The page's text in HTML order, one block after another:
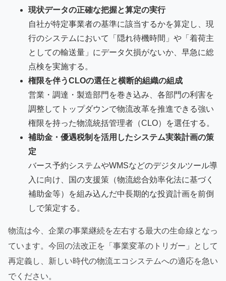
現状データの正確な把握と算定の実行
自社が特定事業者の基準に該当するかを算定し、現
行のシステムにおいて「隠れ待機時間」や「着荷主
としての輸送量」にデータ欠損がないか、早急に総
点検を実施する。
権限を伴うCLOの選任と横断的組織の組成
営業・調達・製造部門を巻き込み、各部門の利害を
調整してトップダウンで物流改革を推進できる強い
権限を持った物流統括管理者（CLO）を選任する。
補助金・優遇税制を活用したシステム実装計画の策
定
バース予約システムやWMSなどのデジタルツール導
入に向け、国の支援策（物流総合効率化法に基づく
補助金等）を組み込んだ中長期的な投資計画を前倒
しで策定する。
物流は今、企業の事業継続を左右する最大の生命線となっ
ています。今回の法改正を「事業変革のトリガー」として
再定義し、新しい時代の物流エコシステムへの適応を急い
でください。